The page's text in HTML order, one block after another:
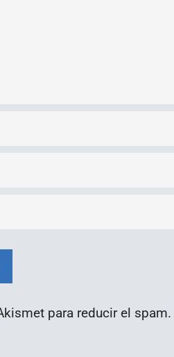
para reducir el spam.